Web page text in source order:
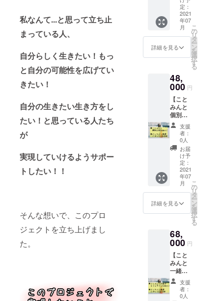
私なんて...と思って立ち止
まっている人、
自分らしく生きたい！もっ
と自分の可能性を広げてい
きたい！
自分の生きたい生き方をし
たい！と思っている人たち
が
実現していけるようサポー
トしたい！！
そんな想いで、このプロ
ジェクトを立ち上げまし
た。
の2回を
お選び
いただ
き参加
してい
ただけ
※講演は
演、全
て違っ
た内容
の講演
になり
ます。
※講演ス
ジュー
ル等詳
細は
メール
にて送
らせて
いただ
きま
す。
演イベ
ント（3
回招
待）】
・こと
みんと
個別で
40分
でお話
しでき
るチ
ケット
・オン
ライン
講演イ
ベント
を全5回
やるの
で、ご
希望の3
回を
お選び
いただ
き参加
してい
５講
演、全
て違っ
た内容
の講演
になり
ます。
※講演ス
定：
2021
年07
月
詳細を見る
こ
の
リ
タ
ー
ン
を
選
択
す
る
48,
000 円
【こと
みんと
個別
ZOOM
（60
分）＋
オンラ
イン講
演イベ
ント（5
回招
待）】
・こと
みんと
個別で
60分
でお話
しでき
ます。
・オン
ライン
講演イ
ベント
全5回の
全て
支援
者：
0人
お届
け予
定：
2021
年07
月
詳細を見る
こ
の
リ
タ
ー
ン
を
選
択
す
る
68,
000 円
【こと
みんと
一緒に
大阪で
カフェ
（60
支援
者：
0人